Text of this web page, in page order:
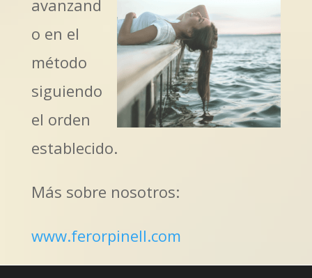
avanzand
o en el
método
siguiendo
el orden
establecido.
Más sobre nosotros:
www.ferorpinell.com